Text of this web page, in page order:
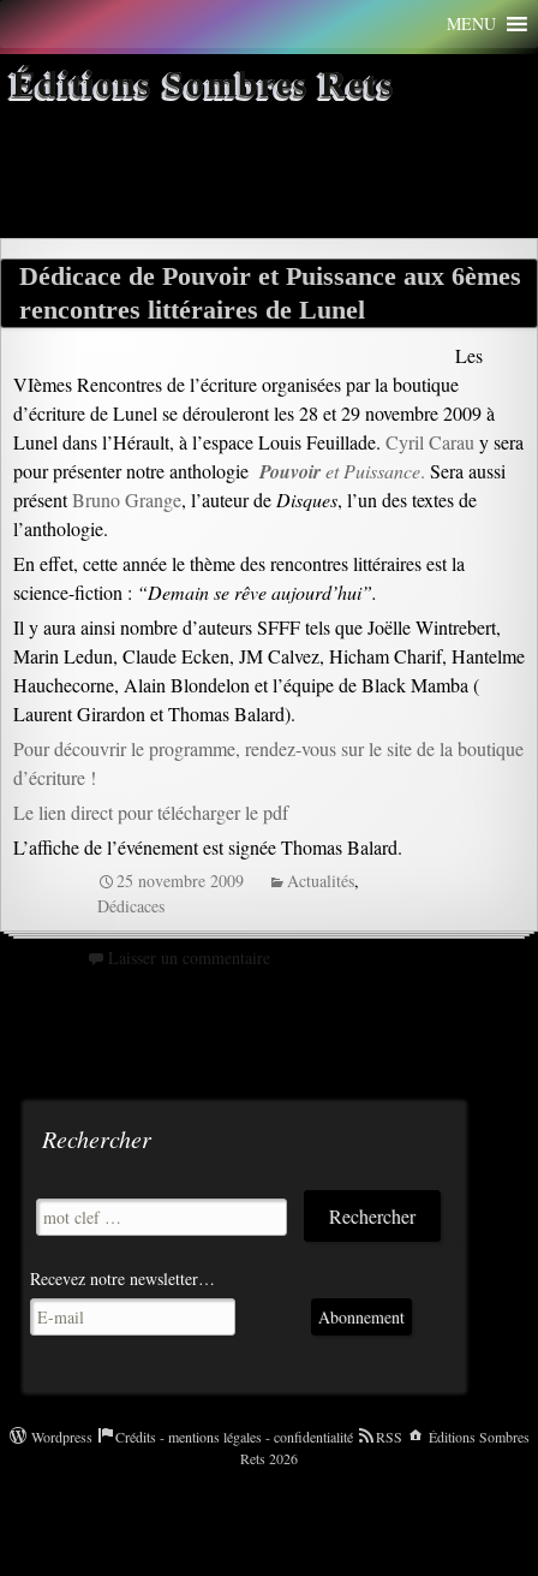
Aller
au
contenu
MENU
Éditions Sombres Rets
Archives par mot-clé : lunel
Dédicace de Pouvoir et Puissance aux 6èmes
rencontres littéraires de Lunel
Les
VIèmes Rencontres de l’écriture organisées par la boutique
d’écriture de Lunel se dérouleront les 28 et 29 novembre 2009 à
Lunel dans l’Hérault, à l’espace Louis Feuillade. Cyril Carau y sera
pour présenter notre anthologie Pouvoiret Puissance. Sera aussi
présentBruno Grange, l’auteur de Disques, l’un des textes de
l’anthologie.
En effet, cette année le thème des rencontres littéraires est la
science-fiction : “Demain se rêve aujourd’hui”.
Il y aura ainsi nombre d’auteurs SFFF tels que Joëlle Wintrebert,
Marin Ledun, Claude Ecken, JM Calvez, Hicham Charif, Hantelme
Hauchecorne, Alain Blondelon et l’équipe de Black Mamba (
Laurent Girardon et Thomas Balard).
Pour découvrir le programme, rendez-vous sur le site de la boutique
d’écriture !
Le lien direct pour télécharger le pdf
L’affiche de l’événement est signée Thomas Balard.
25 novembre 2009 Actualités,
Dédicaces
Laisser un commentaire
Rechercher
Recevez notre newsletter…
Abonnement
Wordpress Crédits - mentions légales - confidentialité RSS
Éditions Sombres
Rets 2026